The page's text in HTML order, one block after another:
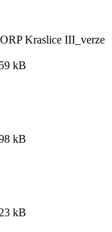
Kraslice III_verze
kB
kB
kB